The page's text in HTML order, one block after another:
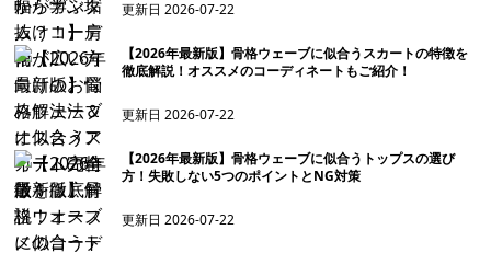
更新日2026-07-22
【2026年最新版】骨格ウェーブに似合うスカートの特徴を
徹底解説！オススメのコーディネートもご紹介！
更新日2026-07-22
【2026年最新版】骨格ウェーブに似合うトップスの選び
方！失敗しない5つのポイントとNG対策
更新日2026-07-22